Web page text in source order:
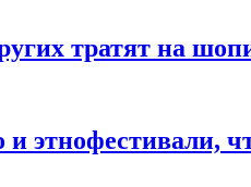
тратят на
этнофестивали,